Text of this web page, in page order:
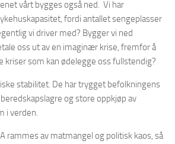
vårt bygges også ned. Vi har
fordi antallet sengeplasser
vi driver med? Bygger vi ned
oss ut av en imaginær krise, fremfor å
kriser som kan ødelegge oss fullstendig?
stabilitet. De har trygget befolkningens
og store oppkjøp av
i verden.
rammes av matmangel og politisk kaos, så